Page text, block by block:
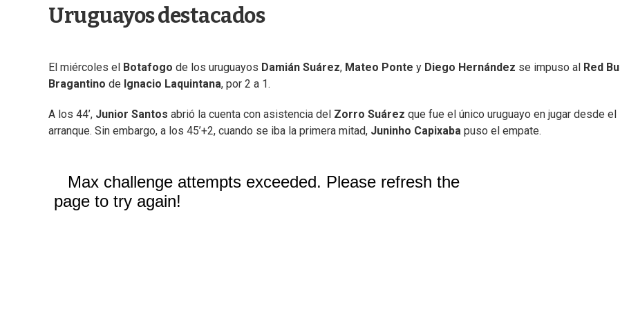
Uruguayos destacados
El miércoles el Botafogo de los uruguayos Damián Suárez, Mateo Ponte y Diego Hernández se impuso al Red Bull
Bragantino de Ignacio Laquintana, por 2 a 1.
A los 44’, Junior Santos abrió la cuenta con asistencia del Zorro Suárez que fue el único uruguayo en jugar desde el
arranque. Sin embargo, a los 45’+2, cuando se iba la primera mitad, Juninho Capixaba puso el empate.